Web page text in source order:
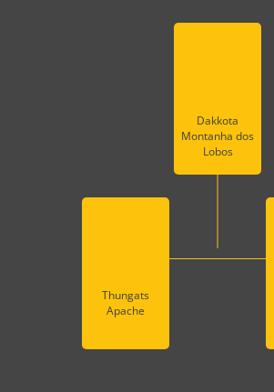
Dakkota
Montanha dos
Lobos
Thungats
Apache